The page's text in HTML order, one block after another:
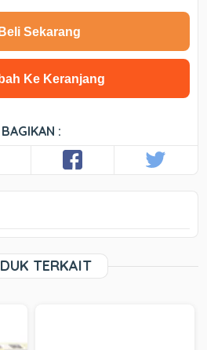
Beli Sekarang
Ke Keranjang
BAGIKAN :
TERKAIT